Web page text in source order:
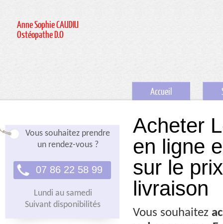
Anne Sophie CAUDIU
Ostéopathe D.O
Accueil
Vous souhaitez prendre
un rendez-vous ?
07 86 22 58 99
Lundi au samedi
Suivant disponibilités
Acheter
en ligne
sur le
livraison
Vous souhaitez